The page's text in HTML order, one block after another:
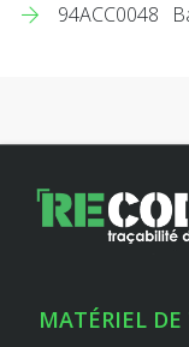
94ACC0048
MATÉRIEL